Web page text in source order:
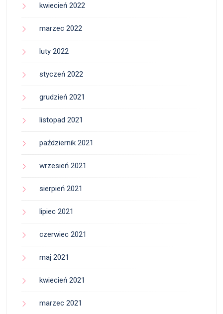
kwiecień 2022
marzec 2022
luty 2022
styczeń 2022
grudzień 2021
listopad 2021
październik 2021
wrzesień 2021
sierpień 2021
lipiec 2021
czerwiec 2021
maj 2021
kwiecień 2021
marzec 2021